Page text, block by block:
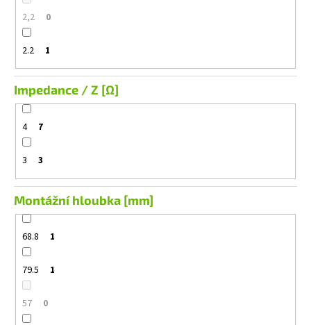
2,2 0
2.2 1
Impedance / Z [Ω]
4 7
3 3
Montážní hloubka [mm]
68.8 1
79.5 1
57 0